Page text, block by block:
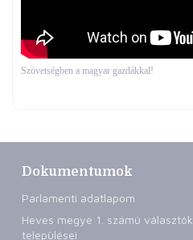
Szövetségben a magyar gazdákkal!
Dokumentumok
Parlamenti adatlapom
Heves megye 1. számú
települései